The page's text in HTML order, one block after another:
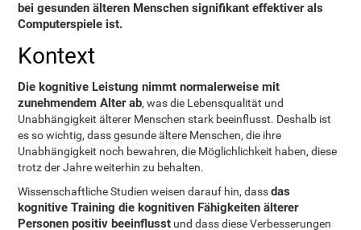
bei gesunden älteren Menschen signifikant effektiver als
Computerspiele ist.
Kontext
Die kognitive Leistung nimmt normalerweise mit
zunehmendem Alter ab, was die Lebensqualität und
Unabhängigkeit älterer Menschen stark beeinflusst. Deshalb ist
es so wichtig, dass gesunde ältere Menschen, die ihre
Unabhängigkeit noch bewahren, die Möglichlichkeit haben, diese
trotz der Jahre weiterhin zu behalten.
Wissenschaftliche Studien weisen darauf hin, dassdas
kognitive Training die kognitiven Fähigkeiten älterer
Personen positiv beeinflusst und dass diese Verbesserungen